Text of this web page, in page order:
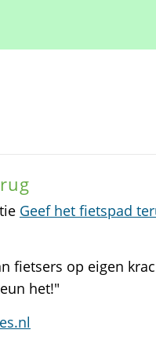
Geef het fietspad
fietsers op eigen
het!"